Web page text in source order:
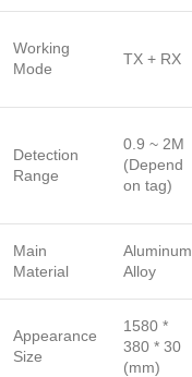
Working
Mode
TX + RX
Detection
Range
0.9 ~ 2M
(Depend
on tag)
Main
Material
Aluminum
Alloy
Appearance
Size
1580 *
380 * 30
(mm)